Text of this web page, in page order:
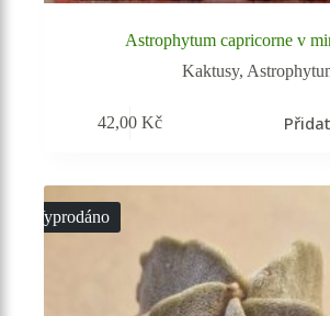
Astrophytum capricorne v
Kaktusy,
42,00Kč
Vyprodáno